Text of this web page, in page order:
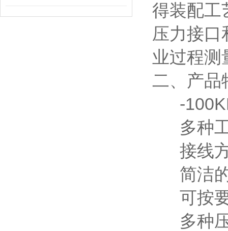
得装配工
压力接口
业过程测
二、产品
-
多种工
接线方
简洁的
可按要
多种压